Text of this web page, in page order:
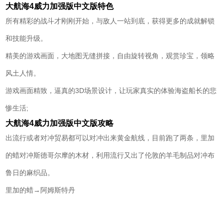
大航海4威力加强版中文版特色
所有精彩的战斗才刚刚开始，与敌人一站到底，获得更多的成就解锁
和技能升级。
精美的游戏画面，大地图无缝拼接，自由旋转视角，观赏珍宝，领略
风土人情。
游戏画面精致，逼真的3D场景设计，让玩家真实的体验海盗船长的悲
惨生活;
大航海4威力加强版中文版攻略
出流行或者对冲贸易都可以对冲出来黄金航线，目前跑了两条，里加
的蜡对冲斯德哥尔摩的木材，利用流行又出了伦敦的羊毛制品对冲布
鲁日的麻织品。
里加的蜡→阿姆斯特丹